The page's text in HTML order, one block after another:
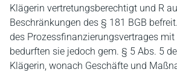
Klägerin vertretungsberechtigt und R
Beschränkungen des § 181 BGB
des Prozessfinanzierungsvertrages mit
bedurften sie jedoch gem. § 5 Abs. 5
Klägerin, wonach Geschäfte und